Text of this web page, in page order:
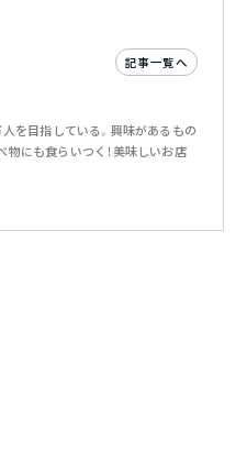
記事一覧へ
を目指している。興味があるもの
物にも食らいつく！美味しいお店